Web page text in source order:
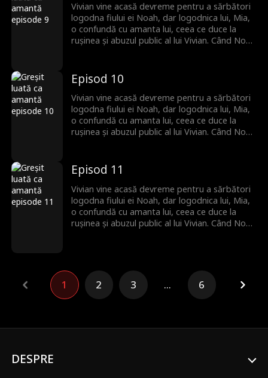
Vivian vine acasă devreme pentru a sărbători
logodna fiului ei Noah, dar logodnica lui, Mia,
o confundă cu amanta lui, ceea ce duce la
rușinea și abuzul public al lui Vivian. Când Noah
cu orice preț!
Episod 10
Vivian vine acasă devreme pentru a sărbători
logodna fiului ei Noah, dar logodnica lui, Mia,
o confundă cu amanta lui, ceea ce duce la
rușinea și abuzul public al lui Vivian. Când Noah
cu orice preț!
Episod 11
Vivian vine acasă devreme pentru a sărbători
logodna fiului ei Noah, dar logodnica lui, Mia,
o confundă cu amanta lui, ceea ce duce la
rușinea și abuzul public al lui Vivian. Când Noah
1 2 3 ... 6
DESPRE